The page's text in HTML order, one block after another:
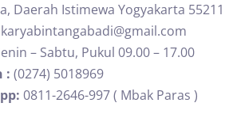
Daerah Istimewa Yogyakarta 55211
karyabintangabadi@gmail.com
– Sabtu, Pukul 09.00 – 17.00
: (0274) 5018969
0811-2646-997 ( Mbak Paras )